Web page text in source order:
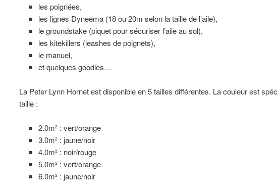
les poignées,
les lignes Dyneema (18 ou 20m selon la taille de l’aile),
le groundstake (piquet pour sécuriser l’aile au sol),
les kitekillers (leashes de poignets),
le manuel,
et quelques goodies…
La Peter Lynn Hornet est disponible en 5 tailles différentes. La couleur est
taille :
2.0m² : vert/orange
3.0m² : jaune/noir
4.0m² : noir/rouge
5.0m² : vert/orange
6.0m² : jaune/noir